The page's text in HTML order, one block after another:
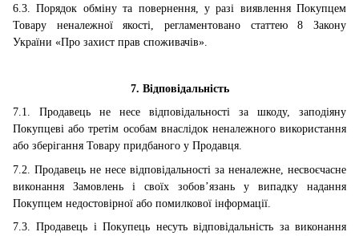
6.3. Порядок обміну та повернення, у разі виявлення Покупцем
Товару неналежної якості, регламентовано статтею 8 Закону
України «Про захист прав споживачів».
7. Відповідальність
7.1. Продавець не несе відповідальності за шкоду, заподіяну
Покупцеві або третім особам внаслідок неналежного використання
або зберігання Товару придбаного у Продавця.
7.2. Продавець не несе відповідальності за неналежне, несвоєчасне
виконання Замовлень і своїх зобов’язань у випадку надання
Покупцем недостовірної або помилкової інформації.
7.3. Продавець і Покупець несуть відповідальність за виконання